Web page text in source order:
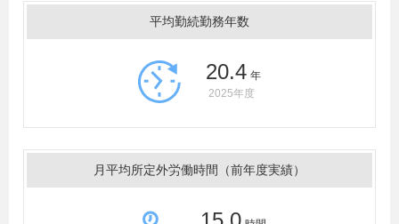
平均勤続勤務年数
20.4 年
2025年度
月平均所定外労働時間（前年度実績）